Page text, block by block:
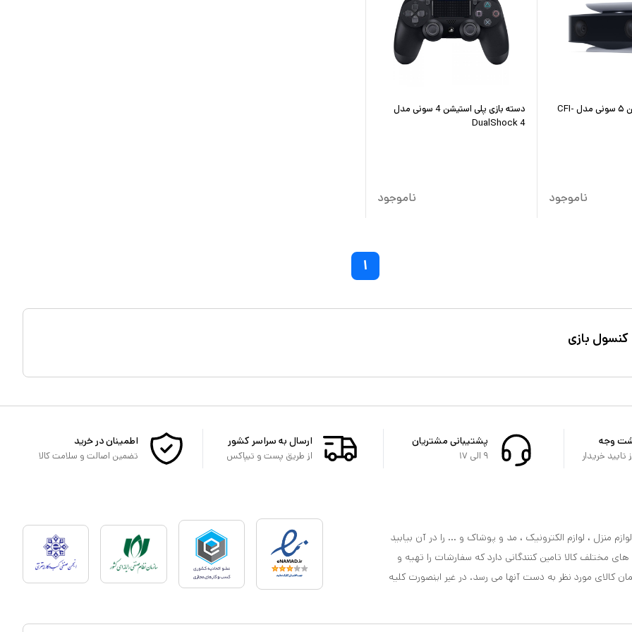
دوربین پلی استیشن ۵ سونی مدل CFI-
ناموجود
دسته بازی پلی استیشن 4 سونی مدل
DualShock 4
ناموجود
۱
کنسول بازی
وجه
خریدار
پشتیبانی مشتریان
۹ الی ۱۷
ارسال به سراسر کشور
از طریق پست و تیپاکس
اطمینان در خرید
تضمین اصالت و سلامت کالا
منزل ، لوازم الکترونیک ، مد و پوشاک و ... را در آن بیابید
مختلف کالا تامین کنندگانی دارد که سفارشات را تهیه و
کالای مورد نظر به دست آنها می رسد. در غیر اینصورت کلیه